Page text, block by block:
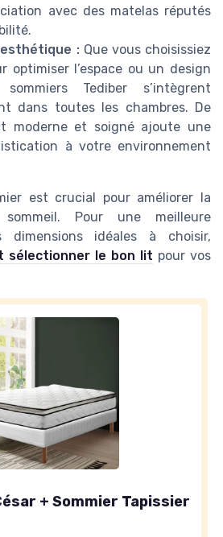
avec des matelas réputés
:Que vous choisissiez
optimiser l’espace ou un design
Tediber s’intègrent
dans toutes les chambres. De
moderne et soigné ajoute une
à votre environnement
est crucial pour améliorer la
Pour une meilleure
dimensions idéales à choisir,
sélectionner le bon lit pour vos
+ Sommier Tapissier